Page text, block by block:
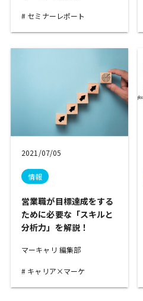
セミナーレポート
2021/07/05
情報
営業職が目標達成をする
ために必要な「スキルと
分析力」を解説！
マーキャリ 編集部
キャリア×マーケ